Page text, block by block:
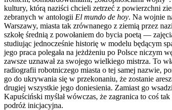
kultury, którą naziści chcieli zetrzeć z powierzchni
zebranych w antologii El mundo de hoy. Na wojnie
Warszawy, miasta tak zrównanego z ziemią przez
szkołę średnią z powołaniem do bycia poetą —
studiując jednocześnie historię w modelu będącym
jego praca polegała na jeżdżeniu po Polsce niczym
zawsze uznawał za swojego wielkiego mistrza. To
radiografii robotniczego miasta o tej samej nazwie,
go do ukrywania się w przekonaniu, że zostanie
drugiej wszystkie jego doniesienia. Zamiast go
Kapuściński myślał wówczas, że zagranica to coś
podróż inicjacyjna.